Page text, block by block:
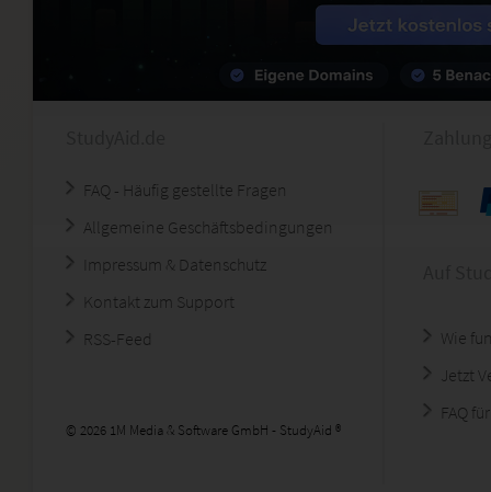
FAQ - Häufig gestellte Fragen
Allgemeine Geschäftsbedingungen
Impressum & Datenschutz
Kontakt zum Support
RSS-Feed
© 2026 1M Media & Software GmbH - StudyAid ®
Wie
Jetzt
FAQ